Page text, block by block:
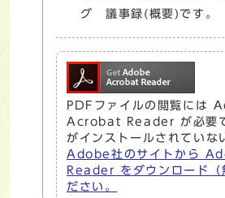
グ 議事録(概要)です。
PDFファイルの閲覧には
Acrobat Reader が必要
がインストールされていな
Adobe社のサイトから
Reader をダウンロード（
ださい。